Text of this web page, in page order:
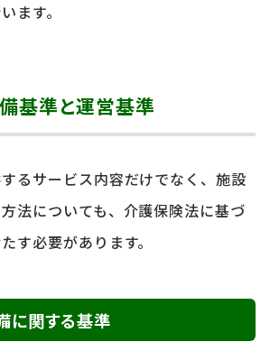
ます。
基準と運営基準
るサービス内容だけでなく、施設
法についても、介護保険法に基づ
す必要があります。
に関する基準